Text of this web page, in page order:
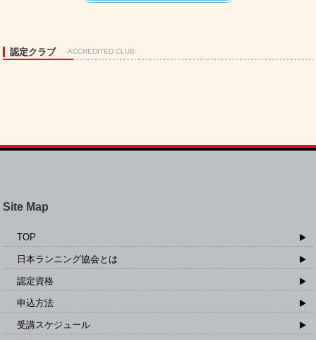
認定クラブ -ACCREDITED CLUB-
Site Map
TOP
日本ランニング協会とは
認定資格
申込方法
受講スケジュール